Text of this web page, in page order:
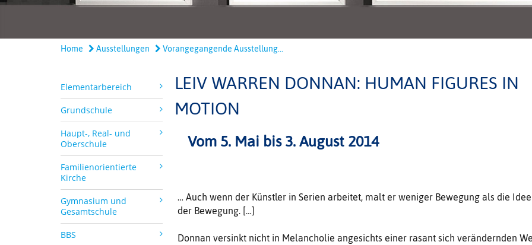
Home Ausstellungen Vorangegangende Ausstellung...
Elementarbereich
Grundschule
Haupt-, Real- und
Oberschule
Familienorientierte
Kirche
Gymnasium und
Gesamtschule
BBS
LEIV WARREN DONNAN: HUMAN FIGURES IN
MOTION
Vom 5. Mai bis 3. August 2014
… Auch wenn der Künstler in Serien arbeitet, malt er weniger Bewegung als die Idee
der Bewegung. […]
Donnan versinkt nicht in Melancholie angesichts einer rasant sich verändernden